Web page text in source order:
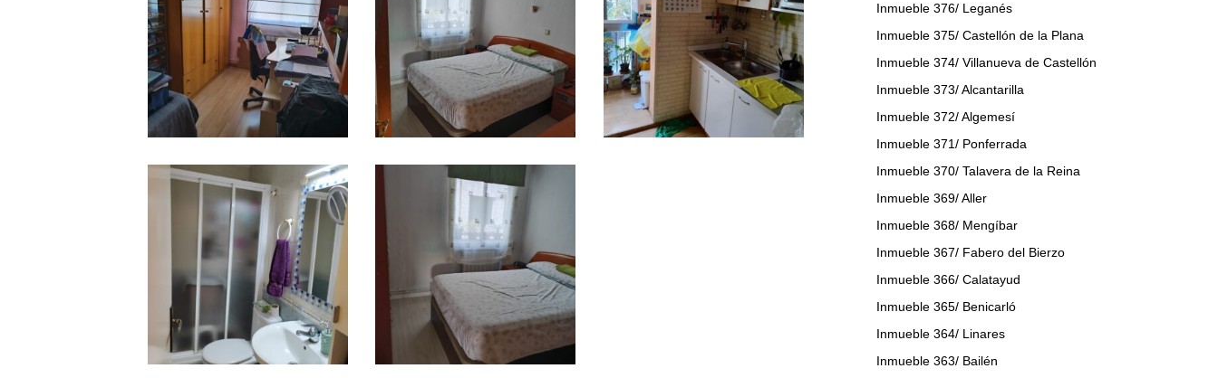
Inmueble 376/ Leganés
Inmueble 375/ Castellón de la Plana
Inmueble 374/ Villanueva de Castellón
Inmueble 373/ Alcantarilla
Inmueble 372/ Algemesí
Inmueble 371/ Ponferrada
Inmueble 370/ Talavera de la Reina
Inmueble 369/ Aller
Inmueble 368/ Mengíbar
Inmueble 367/ Fabero del Bierzo
Inmueble 366/ Calatayud
Inmueble 365/ Benicarló
Inmueble 364/ Linares
Inmueble 363/ Bailén